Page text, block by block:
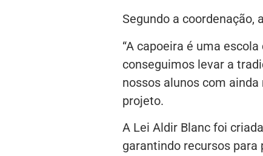
Segundo a coordenação,
“A capoeira é uma
conseguimos levar a
nossos alunos com
projeto.
A Lei Aldir Blanc foi
garantindo recursos